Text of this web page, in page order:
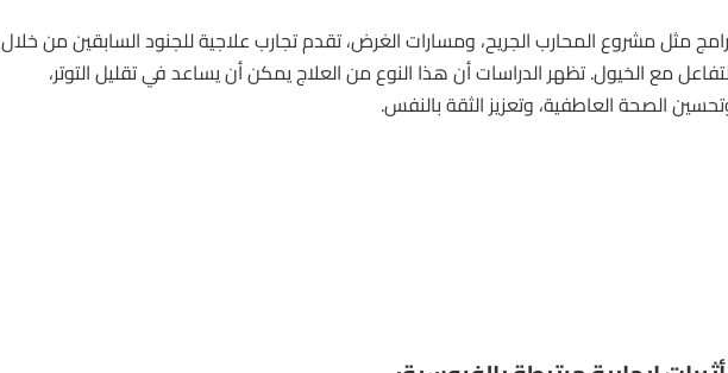
مثل مشروع المحارب الجريح، ومسارات الغرض، تقدم تجارب علاجية للجنود السابقين من خلال
مع الخيول. تظهر الدراسات أن هذا النوع من العلاج يمكن أن يساعد في تقليل التوتر،
الصحة العاطفية، وتعزيز الثقة بالنفس.